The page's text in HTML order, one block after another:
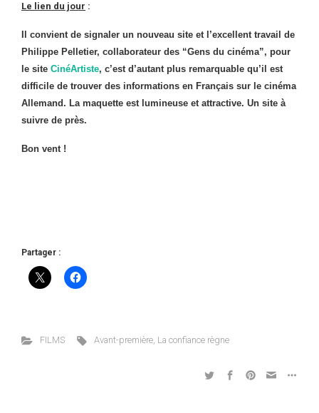
Le lien du jour :
Il convient de signaler un nouveau site et l’excellent travail de
Philippe Pelletier, collaborateur des “Gens du cinéma”, pour
le site CinéArtiste, c’est d’autant plus remarquable qu’il est
difficile de trouver des informations en Français sur le cinéma
Allemand. La maquette est lumineuse et attractive. Un site à
suivre de près.
Bon vent !
Partager :
FILMS Avant-première, La confiance règne